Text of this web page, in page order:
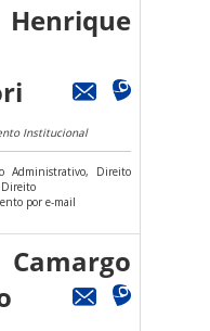
Institucional
Administrativo, Direito
Direito
por e-mail